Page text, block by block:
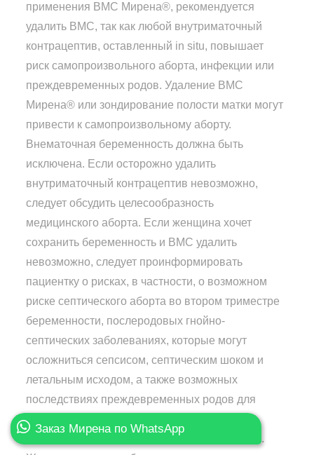
применения ВМС Мирена®, рекомендуется
удалить ВМС, так как любой внутриматочный
контрацептив, оставленный in situ, повышает
риск самопроизвольного аборта, инфекции или
преждевременных родов. Удаление ВМС
Мирена® или зондирование полости матки могут
привести к самопроизвольному аборту.
Внематочная беременность должна быть
исключена. Если осторожно удалить
внутриматочный контрацептив невозможно,
следует обсудить целесообразность
медицинского аборта. Если женщина хочет
сохранить беременность и ВМС удалить
невозможно, следует проинформировать
пациентку о рисках, в частности, о возможном
риске септического аборта во втором триместре
беременности, послеродовых гнойно-
септических заболеваниях, которые могут
осложниться сепсисом, септическим шоком и
летальным исходом, а также возможных
последствиях преждевременных родов для
ребенка. В подобных случаях за течением
беременности следует тщательно наблюдать.
Заказ Мирена по WhatsApp